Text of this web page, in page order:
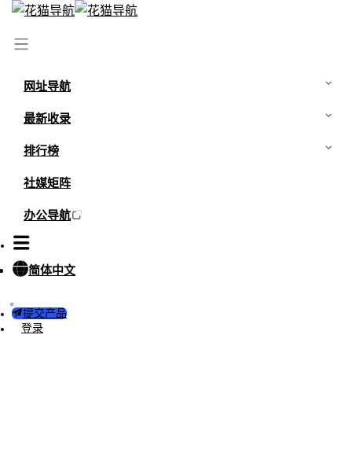
网址导航
最新收录
排行榜
社媒矩阵
办公导航
简体中文
提交产品
登录